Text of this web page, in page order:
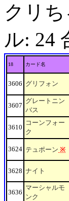
クリ
ル: 24
18 カード名
3606 グリフォン
3607
グレートニン
バス
3610
コーンフォー
ク
3624 テュポーン ※
3628 ナイト
3636
マーシャルモ
ンク